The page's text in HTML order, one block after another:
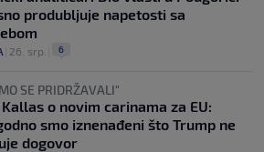
produbljuje napetosti sa
26. srp. 6
SE PRIDRŽAVALI"
o novim carinama za EU:
smo iznenađeni što Trump ne
dogovor